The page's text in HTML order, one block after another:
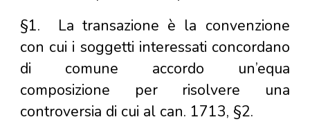
§1.
La transazione è la convenzione
con cui i soggetti interessati concordano
di comune accordo un’equa
composizione per risolvere una
controversia di cui al can. 1713, §2.